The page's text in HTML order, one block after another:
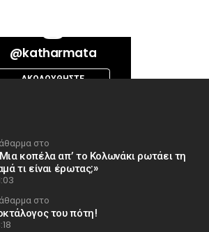
PDT. The current time is Thursday, 06-
@katharmata
ΑΚΟΛΟΥΘΉΣΤΕ
στο
κοπέλα απ’ το Κολωνάκι ρωτάει τη
τι είναι έρωτας;»
στο
του πότη!